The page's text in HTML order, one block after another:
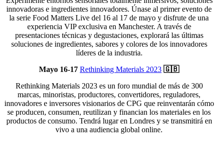
innovadoras e ingredientes innovadores. Únase al primer evento de
la serie Food Matters Live del 16 al 17 de mayo y disfrute de una
experiencia VIP exclusiva en Manchester. A través de
presentaciones técnicas y degustaciones, explorará las últimas
soluciones de ingredientes, sabores y colores de los innovadores
líderes de la industria.
Mayo 16-17 Rethinking Materials 2023 🇬🇧
Rethinking Materials 2023 es un foro mundial de más de 300
marcas, minoristas, productores, convertidores, reguladores,
innovadores e inversores visionarios de CPG que reinventarán cómo
se producen, consumen, reutilizan y financian los materiales en los
productos de consumo. Tendrá lugar en Londres y se transmitirá en
vivo a una audiencia global online.